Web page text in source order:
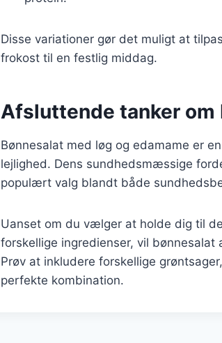
Disse variationer gør det muligt at
frokost til en festlig middag.
Afsluttende tanker
Bønnesalat med løg og edamame er
lejlighed. Dens sundhedsmæssige
populært valg blandt både
Uanset om du vælger at holde dig til
forskellige ingredienser, vil
Prøv at inkludere forskellige
perfekte kombination.